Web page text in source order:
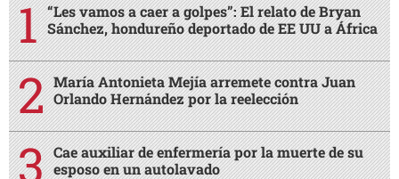
“Les vamos a caer a golpes”: El relato de Bryan
Sánchez, hondureño deportado de EE UU a África
María Antonieta Mejía arremete contra Juan
Orlando Hernández por la reelección
Cae auxiliar de enfermería por la muerte de su
esposo en un autolavado